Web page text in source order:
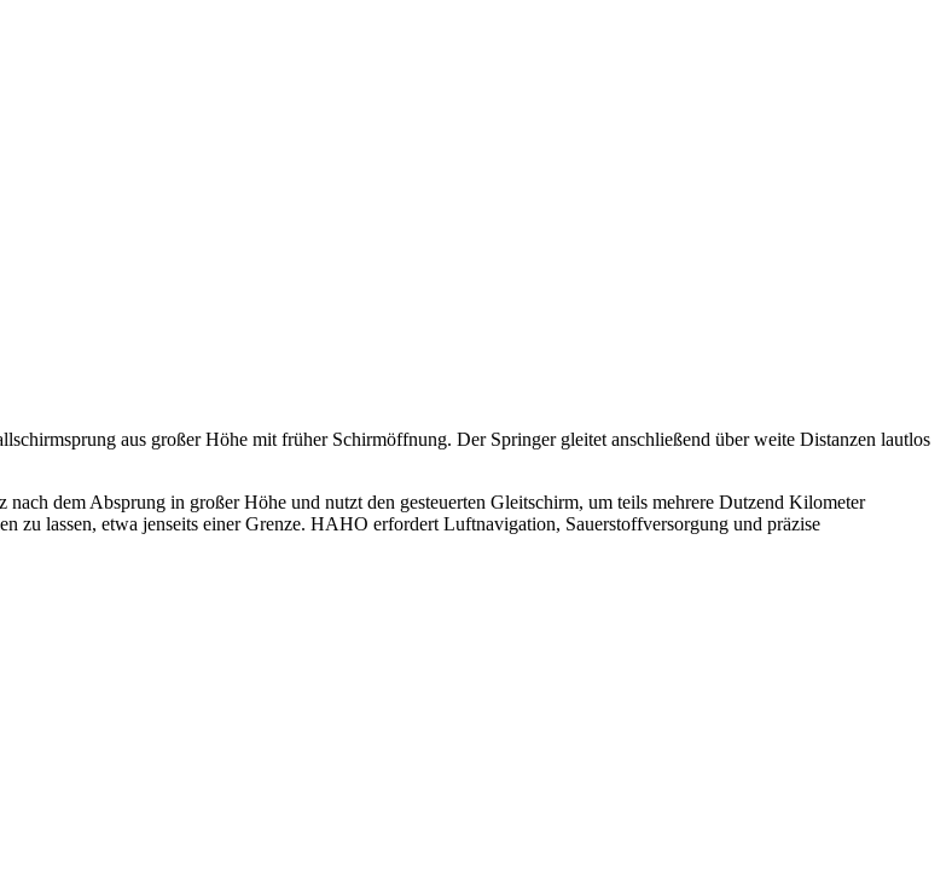
aus großer Höhe mit früher Schirmöffnung. Der Springer gleitet anschließend über weite Distanzen lautlos
dem Absprung in großer Höhe und nutzt den gesteuerten Gleitschirm, um teils mehrere Dutzend Kilometer
zu lassen, etwa jenseits einer Grenze. HAHO erfordert Luftnavigation, Sauerstoffversorgung und präzise